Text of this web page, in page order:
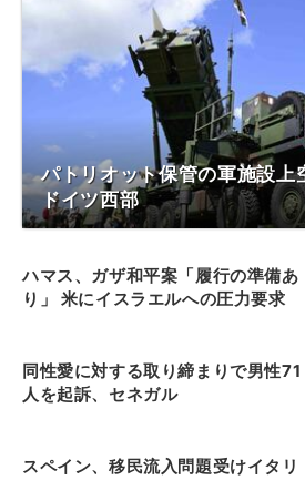
パトリオット保管の軍施設上
ドイツ西部
ハマス、ガザ和平案「履行の準備あ
り」 米にイスラエルへの圧力要求
同性愛に対する取り締まりで男性71
人を起訴、セネガル
スペイン、移民流入問題受けイタリ